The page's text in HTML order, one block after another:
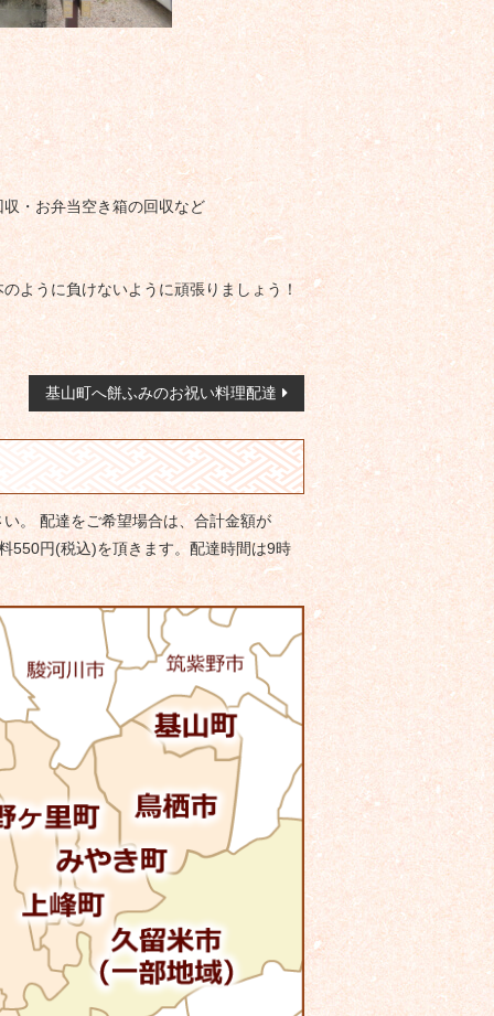
・お弁当空き箱の回収など
ように負けないように頑張りましょう！
基山町へ餅ふみのお祝い料理配達
。 配達をご希望場合は、合計金額が
550円(税込)を頂きます。配達時間は9時